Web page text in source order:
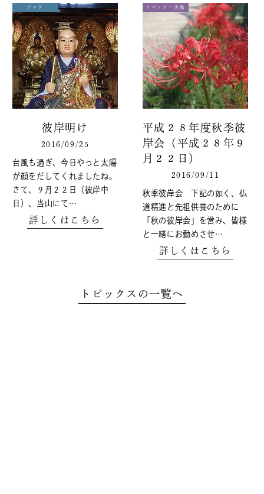
ブログ
彼岸明け
2016/09/25
台風も過ぎ、今日やっと太陽
が顔をだしてくれましたね。
さて、９月２２日（彼岸中
日）、当山にて…
詳しくはこちら
イベント・活動
平成２８年度秋季彼
岸会（平成２８年９
月２２日）
2016/09/11
秋季彼岸会 下記の如く、仏
道精進と先祖供養のために
「秋の彼岸会」を営み、皆様
と一緒にお勤めさせ…
詳しくはこちら
トピックスの一覧へ